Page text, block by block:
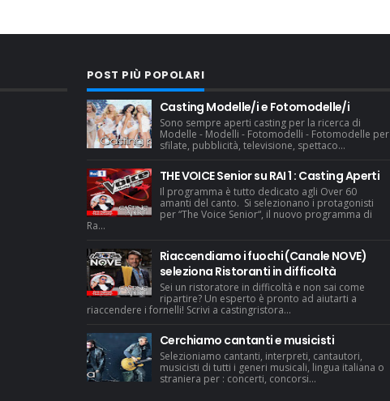
POST PIÙ POPOLARI
Casting Modelle/i e Fotomodelle/i
Sono sempre aperti casting per la ricerca di
Modelle - Modelli - Fotomodelli - Fotomodelle per
sfilate, pubblicità, televisione, spettaco...
THE VOICE Senior su RAI 1 : Casting Aperti
Il programma è tutto dedicato agli Over 60
amanti del canto. Si selezionano i protagonisti
per “The Voice Senior“, il nuovo programma di
Ra...
Riaccendiamo i fuochi (Canale NOVE)
seleziona Ristoranti in difficoltà
Sei un ristoratore in difficoltà e non sai come
ripartire? Un esperto è pronto ad aiutarti a
riaccendere i fornelli! Scrivi a castingristora...
Cerchiamo cantanti e musicisti
Selezioniamo cantanti, interpreti, cantautori,
musicisti di tutti i generi musicali, lingua italiana o
straniera per : concerti, concorsi...